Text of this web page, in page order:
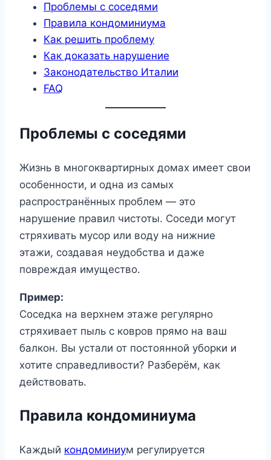
Проблемы с соседями
Правила кондоминиума
Как решить проблему
Как доказать нарушение
Законодательство Италии
FAQ
Проблемы с соседями
Жизнь в многоквартирных домах имеет свои
особенности, и одна из самых
распространённых проблем — это
нарушение правил чистоты. Соседи могут
стряхивать мусор или воду на нижние
этажи, создавая неудобства и даже
повреждая имущество.
Пример:
Соседка на верхнем этаже регулярно
стряхивает пыль с ковров прямо на ваш
балкон. Вы устали от постоянной уборки и
хотите справедливости? Разберём, как
действовать.
Правила кондоминиума
Каждый кондоминиум регулируется